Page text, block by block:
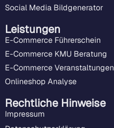
Social Media Bildgenerator
Leistungen
E-Commerce Führerschein
E-Commerce KMU Beratung
E-Commerce Veranstaltungen
Onlineshop Analyse
Rechtliche Hinweise
Impressum